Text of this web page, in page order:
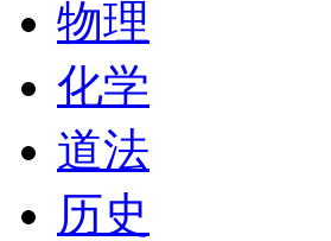
物理
化学
道法
历史